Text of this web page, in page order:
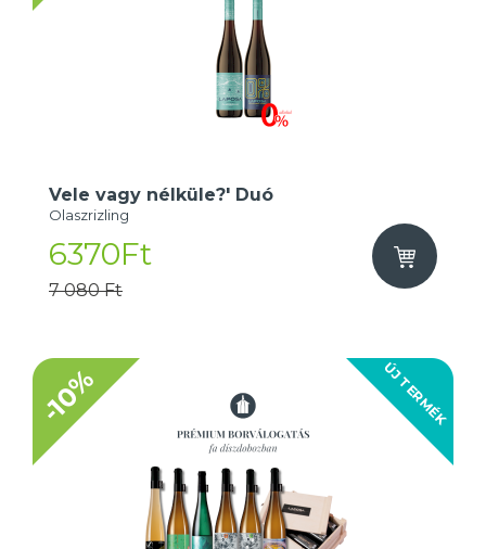
Vele vagy nélküle?' Duó
Olaszrizling
6370Ft
7 080 Ft
ÚJ TERMÉK
-10%